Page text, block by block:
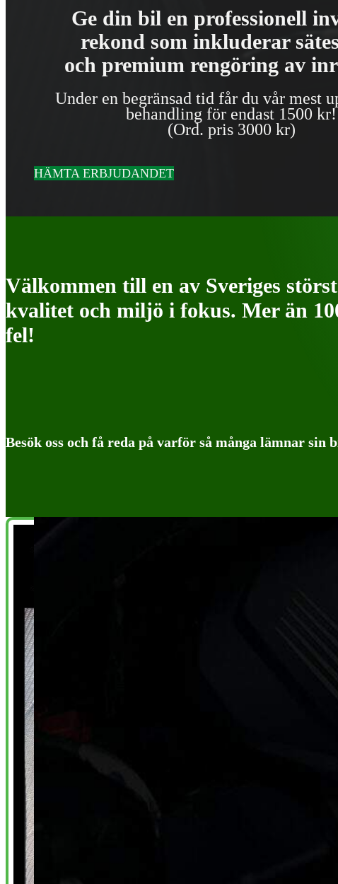
Ge din bil en professionell
rekond som inkluderar
och premium rengöring av
Under en begränsad tid får du vår mest
behandling för endast 1500 kr!
(Ord. pris 3000 kr)
HÄMTA ERBJUDANDET
Välkommen till en av Sveriges
kvalitet och miljö i fokus. Mer än
fel!
Besök oss och få reda på varför så många lämnar sin